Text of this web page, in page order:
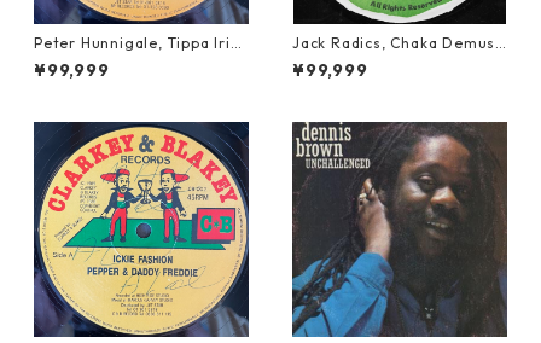
Peter Hunnigale, Tippa Irie
- Raggamuffin Girl【12-50
045】
¥99,999
Jack Radics, Chaka Demus
& Pliers - Twist And Shout
【7-21830】
¥99,999